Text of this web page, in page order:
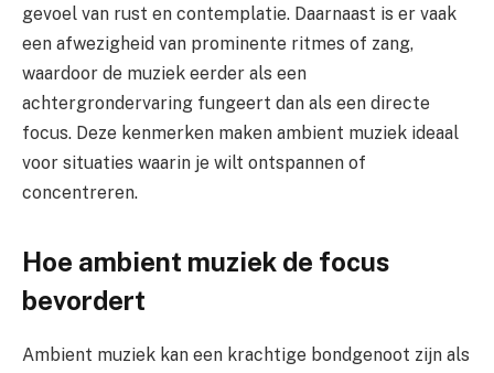
gevoel van rust en contemplatie. Daarnaast is er vaak
een afwezigheid van prominente ritmes of zang,
waardoor de muziek eerder als een
achtergrondervaring fungeert dan als een directe
focus. Deze kenmerken maken ambient muziek ideaal
voor situaties waarin je wilt ontspannen of
concentreren.
Hoe ambient muziek de focus
bevordert
Ambient muziek kan een krachtige bondgenoot zijn als